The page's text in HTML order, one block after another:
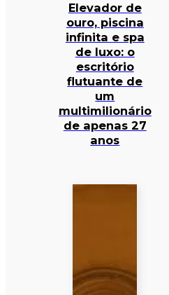
Elevador de
ouro, piscina
infinita e spa
de luxo: o
escritório
flutuante de
um
multimilionário
de apenas 27
anos